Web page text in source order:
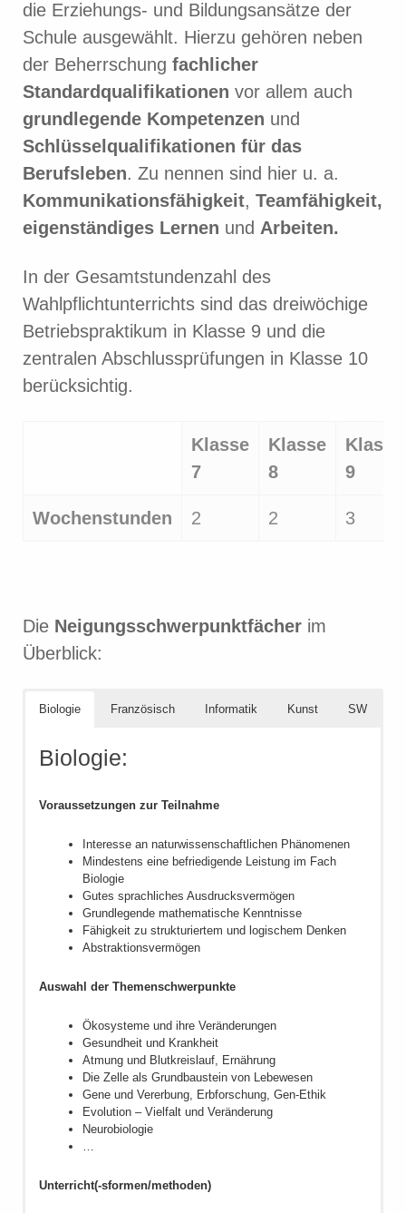
die Erziehungs- und Bildungsansätze der
Schule ausgewählt. Hierzu gehören neben
der Beherrschung fachlicher
Standardqualifikationen vor allem auch
grundlegende Kompetenzen und
Schlüsselqualifikationen für das
Berufsleben. Zu nennen sind hier u. a.
Kommunikationsfähigkeit, Teamfähigkeit,
eigenständiges Lernen und Arbeiten.
In der Gesamtstundenzahl des
Wahlpflichtunterrichts sind das dreiwöchige
Betriebspraktikum in Klasse 9 und die
zentralen Abschlussprüfungen in Klasse 10
berücksichtig.
Klasse
7
Klasse
8
Klasse
9
Wochenstunden 2 2 3
Die Neigungsschwerpunktfächer im
Überblick:
Biologie Französisch Informatik Kunst SW
Biologie:
Voraussetzungen zur Teilnahme
Interesse an naturwissenschaftlichen Phänomenen
Mindestens eine befriedigende Leistung im Fach
Biologie
Gutes sprachliches Ausdrucksvermögen
Grundlegende mathematische Kenntnisse
Fähigkeit zu strukturiertem und logischem Denken
Abstraktionsvermögen
Auswahl der Themenschwerpunkte
Ökosysteme und ihre Veränderungen
Gesundheit und Krankheit
Atmung und Blutkreislauf, Ernährung
Die Zelle als Grundbaustein von Lebewesen
Gene und Vererbung, Erbforschung, Gen-Ethik
Evolution – Vielfalt und Veränderung
Neurobiologie
…
Unterricht(-sformen/methoden)